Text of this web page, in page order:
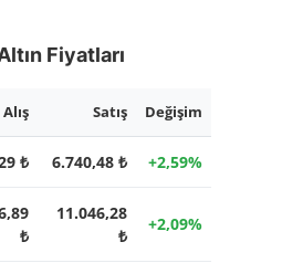
Fiyatları
Alış Satış Değişim
₺ 6.740,48 ₺ +2,59%
₺
11.046,28
₺
+2,09%